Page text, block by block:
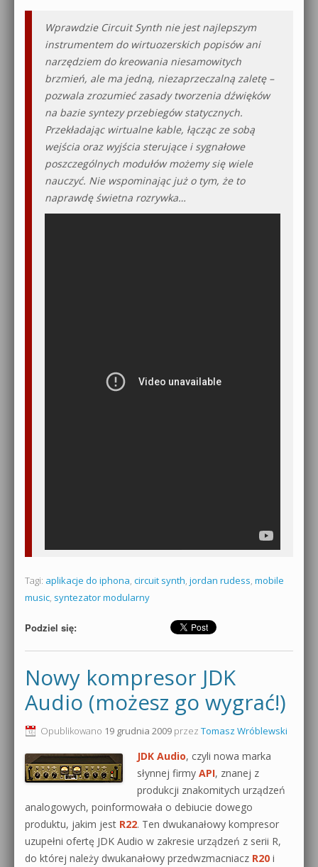
Wprawdzie Circuit Synth nie jest najlepszym
instrumentem do wirtuozerskich popisów ani
narzędziem do kreowania niesamowitych
brzmień, ale ma jedną, niezaprzeczalną zaletę –
pozwala zrozumieć zasady tworzenia dźwięków
na bazie syntezy przebiegów statycznych.
Przekładając wirtualne kable, łącząc ze sobą
wejścia oraz wyjścia sterujące i sygnałowe
poszczególnych modułów możemy się wiele
nauczyć. Nie wspominając już o tym, że to
naprawdę świetna rozrywka…
Tagi: aplikacje do iphona, circuit synth, jordan rudess, mobile
music, syntezator modularny
Podziel się:
Nowy kompresor JDK
Audio (możesz go wygrać!)
Opublikowano 19 grudnia 2009 przez Tomasz Wróblewski
JDK Audio, czyli nowa marka
słynnej firmy API, znanej z
produkcji znakomitych urządzeń
analogowych, poinformowała o debiucie dowego
produktu, jakim jest R22. Ten dwukanałowy kompresor
uzupełni ofertę JDK Audio w zakresie urządzeń z serii R,
do której należy dwukanałowy przedwzmacniacz R20 i